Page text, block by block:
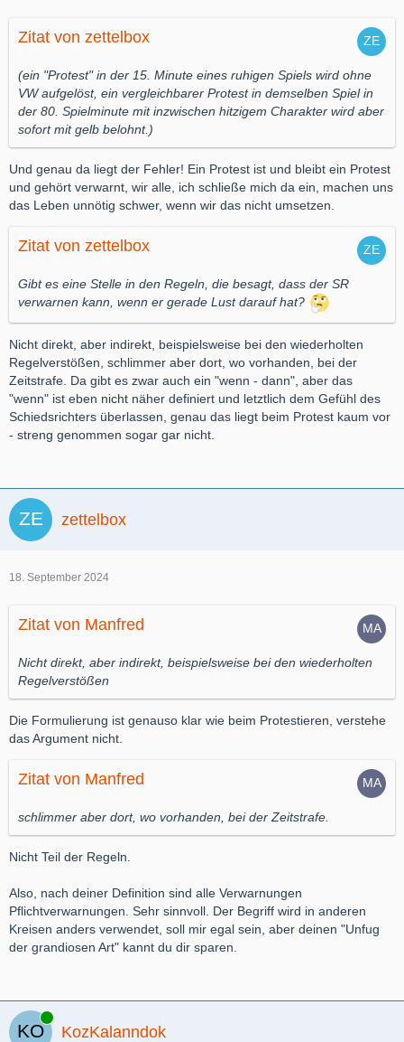
Zitat von zettelbox
(ein "Protest" in der 15. Minute eines ruhigen Spiels wird ohne
VW aufgelöst, ein vergleichbarer Protest in demselben Spiel in
der 80. Spielminute mit inzwischen hitzigem Charakter wird aber
sofort mit gelb belohnt.)
Und genau da liegt der Fehler! Ein Protest ist und bleibt ein Protest
und gehört verwarnt, wir alle, ich schließe mich da ein, machen uns
das Leben unnötig schwer, wenn wir das nicht umsetzen.
Zitat von zettelbox
Gibt es eine Stelle in den Regeln, die besagt, dass der SR
verwarnen kann, wenn er gerade Lust darauf hat?
Nicht direkt, aber indirekt, beispielsweise bei den wiederholten
Regelverstößen, schlimmer aber dort, wo vorhanden, bei der
Zeitstrafe. Da gibt es zwar auch ein "wenn - dann", aber das
"wenn" ist eben nicht näher definiert und letztlich dem Gefühl des
Schiedsrichters überlassen, genau das liegt beim Protest kaum vor
- streng genommen sogar gar nicht.
zettelbox
18. September 2024
Zitat von Manfred
Nicht direkt, aber indirekt, beispielsweise bei den wiederholten
Regelverstößen
Die Formulierung ist genauso klar wie beim Protestieren, verstehe
das Argument nicht.
Zitat von Manfred
schlimmer aber dort, wo vorhanden, bei der Zeitstrafe.
Nicht Teil der Regeln.
Also, nach deiner Definition sind alle Verwarnungen
Pflichtverwarnungen. Sehr sinnvoll. Der Begriff wird in anderen
Kreisen anders verwendet, soll mir egal sein, aber deinen "Unfug
der grandiosen Art" kannt du dir sparen.
Online
KozKalanndok